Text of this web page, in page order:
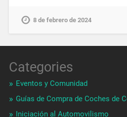
8 de febrero de 2024
Categories
Eventos y Comunidad
Guías de Compra de Coches de
Iniciación al Automovilismo